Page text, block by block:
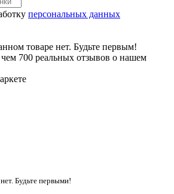
персональных данных
товаре нет. Будьте первым!
700 реальных отзывов о нашем
Будьте первыми!